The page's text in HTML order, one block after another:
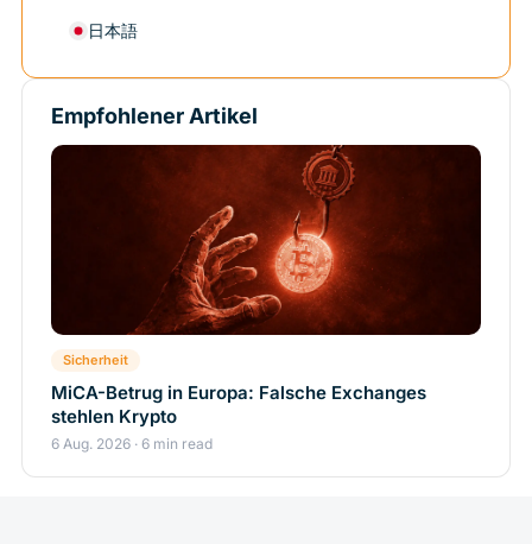
日本語
Empfohlener Artikel
Sicherheit
MiCA-Betrug in Europa: Falsche Exchanges
stehlen Krypto
6 Aug. 2026 · 6 min read